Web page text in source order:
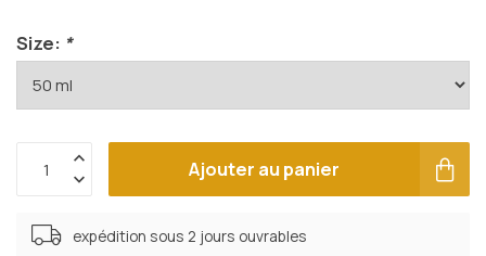
Size: *
Ajouter au panier
expédition sous 2 jours ouvrables